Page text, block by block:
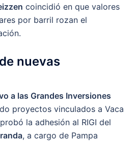
coincidió en que valores
por barril rozan el
nuevas
a las Grandes Inversiones
proyectos vinculados a Vaca
la adhesión al RIGI del
, a cargo de Pampa